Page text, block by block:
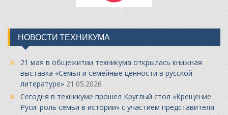
НОВОСТИ ТЕХНИКУМА
21 мая в общежитии техникума открылась книжная
выставка «Семья и семейные ценности в русской
литературе» 21.05.2026
Сегодня в техникуме прошел Круглый стол «Крещение
Руси: роль семьи в истории» с участием представителя